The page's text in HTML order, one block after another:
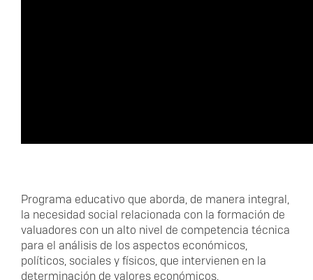
Programa educativo que aborda, de manera integral,
la necesidad social relacionada con la formación de
valuadores con un alto nivel de competencia técnica
para el análisis de los aspectos económicos,
políticos, sociales y físicos, que intervienen en la
determinación de valores económicos.